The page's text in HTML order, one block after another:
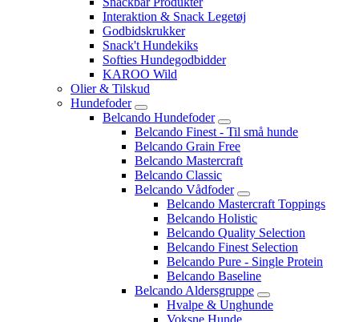
Interaktion & Snack Legetøj
Godbidskrukker
Snack't Hundekiks
Softies Hundegodbidder
KAROO Wild
Olier & Tilskud
Hundefoder
Belcando Hundefoder
Belcando Finest - Til små hunde
Belcando Grain Free
Belcando Mastercraft
Belcando Classic
Belcando Vådfoder
Belcando Mastercraft Toppings
Belcando Holistic
Belcando Quality Selection
Belcando Finest Selection
Belcando Pure - Single Protein
Belcando Baseline
Belcando Aldersgruppe
Hvalpe & Unghunde
Voksne Hunde